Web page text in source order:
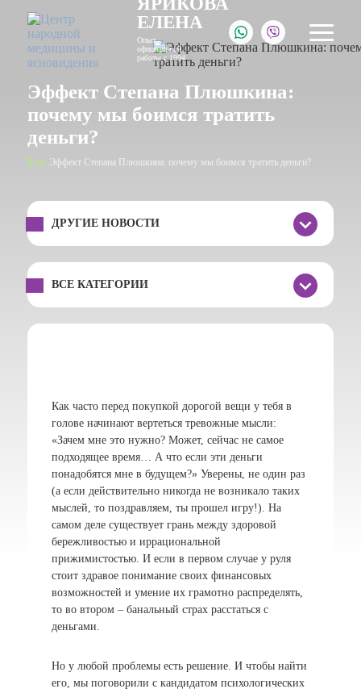
ЕЛЕНА
Опыт
официальной
работы с 1994
Эффект Степана Плюшкина:
почему мы боимся тратить
деньги?
Блог Эффект Степана Плюшкина: почему мы боимся тратить деньги?
ДРУГИЕ НОВОСТИ
ВСЕ КАТЕГОРИИ
Как часто перед покупкой дорогой вещи у тебя в
голове начинают вертеться тревожные мысли:
«Зачем мне это нужно? Может, сейчас не самое
подходящее время… А что если эти деньги
понадобятся мне в будущем?» Уверены, не один раз
(а если действительно никогда не возникало таких
мыслей, то поздравляем, ты прошел игру!). На
самом деле существует грань между здоровой
бережливостью и иррациональной
прижимистостью. И если в первом случае у руля
стоит здравое понимание своих финансовых
возможностей и умение их грамотно распределять,
то во втором – банальный страх расстаться с
деньгами.
Но у любой проблемы есть решение. И чтобы найти
его, мы поговорили с кандидатом психологических